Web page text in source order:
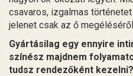
csavaros, izgalmas
jelenet csak az ő
Gyártásilag egy ennyire
színész majdnem
tudsz rendezőként kezelni?